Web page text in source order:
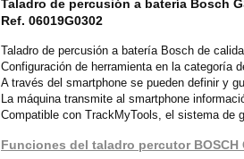
Taladro de percusión a batería Bosch
Ref. 06019G0302
Taladro de percusión a batería Bosch de
Configuración de herramienta en la categoría
A través del smartphone se pueden definir y
La máquina transmite al smartphone
Compatible con TrackMyTools, el sistema de
Funciones del taladro percutor BOSCH